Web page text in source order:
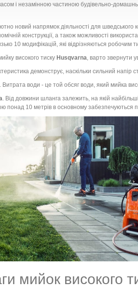
і незамінною частиною будівельно-
новий напрямок діяльності для шведського
конструкції, а також можливості
10 модифікацій, які відрізняються
високого тиску Husqvarna, варто звернути
демонструє, наскільки сильний
. Витрата води - це той обсяг води, який мийка
. Від довжини шланга залежить, на якій
понад 10 метрів в основному забезпечуються
мийок високого